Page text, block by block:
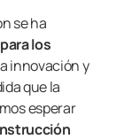
se ha
para los
innovación y
que la
esperar